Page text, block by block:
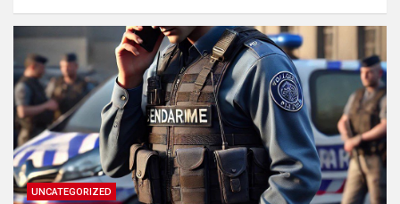
UNCATEGORIZED